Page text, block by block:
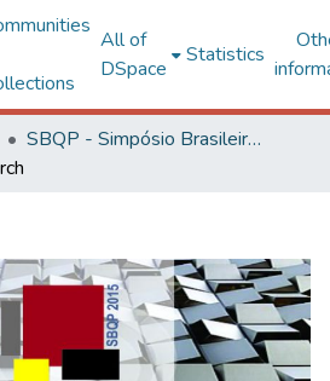
All of
DSpace
Statistics
SBQP - Simpósio Brasileiro de Qualidade do Projeto no Ambiente Construído